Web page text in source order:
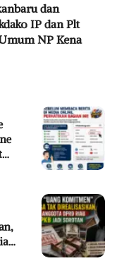
dan
IP dan Plt
NP Kena